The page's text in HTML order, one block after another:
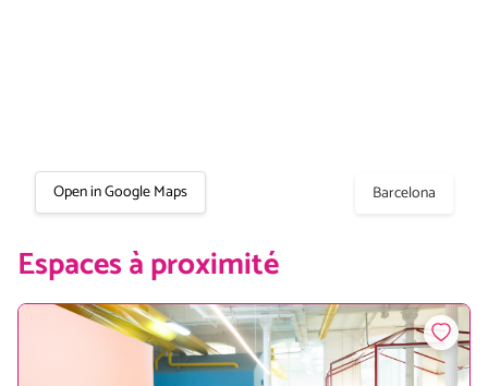
Open in Google Maps Barcelona
Espaces à proximité